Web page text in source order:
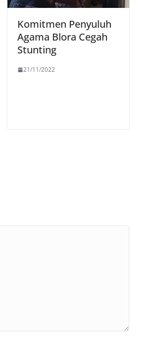
Komitmen Penyuluh
Agama Blora Cegah
Stunting
21/11/2022